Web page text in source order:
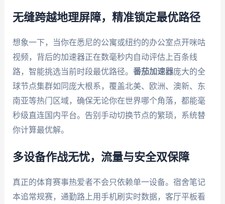
无缝跨越地理屏障，精准锁定最优路径
想象一下，当你在悉尼的公寓或纽约的办公室点开咪咕
视频，背后的加速器正在数毫秒内自动评估上百条线
路，智能挑选当前时段最优路径。 番茄加速器庞大的全
球节点集群如同庞大根系，覆盖北美、欧洲、澳新、东
南亚等热门区域，确保无论你在世界哪个角落，都能毫
秒级直连国内平台。告别手动切换节点的繁琐，系统替
你计算最优解。
多设备作战无忧，流量与安全双保障
真正的体育赛事热爱者不会只依赖单一设备。宿舍笔记
本追常规赛，通勤路上用手机刷实时数据，客厅平板看